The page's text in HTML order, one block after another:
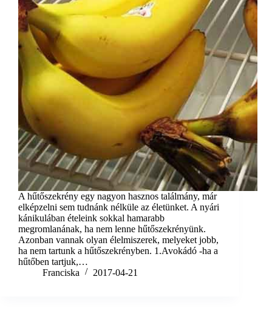
A hűtőszekrény egy nagyon hasznos találmány, már
elképzelni sem tudnánk nélküle az életünket. A nyári
kánikulában ételeink sokkal hamarabb
megromlanának, ha nem lenne hűtőszekrényünk.
Azonban vannak olyan élelmiszerek, melyeket jobb,
ha nem tartunk a hűtőszekrényben. 1.Avokádó -ha a
hűtőben tartjuk,…
Franciska
2017-04-21